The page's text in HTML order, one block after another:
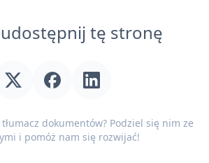
tę stronę
dokumentów? Podziel się nim ze
i pomóż nam się rozwijać!